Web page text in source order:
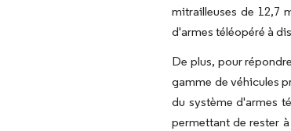
mitrailleuses de 12,7
d'armes téléopéré à
De plus, pour
gamme de véhicules
du système d'armes
permettant de rester